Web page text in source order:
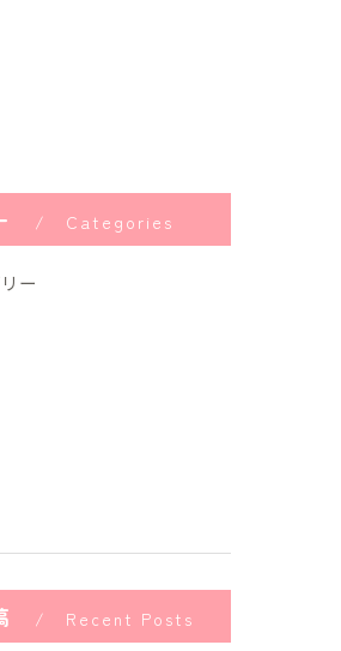
Categories
ー
Recent Posts